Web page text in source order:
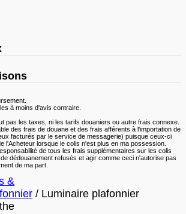
à moins d'avis contraire.
pas les taxes, ni les tarifs douaniers ou autre frais connexe.
des frais de douane et des frais afférents à l'importation de
facturés par le service de messagerie) puisque ceux-ci
l'Acheteur lorsque le colis n'est plus en ma possession.
de tous les frais supplémentaires sur les colis
dédouanement refusés et agir comme ceci n'autorise pas
de ma part.
&
/ Luminaire plafonnier